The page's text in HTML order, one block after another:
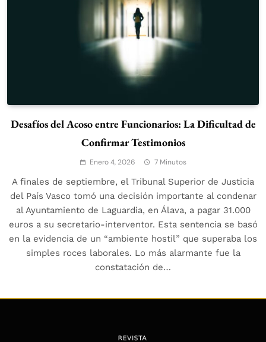
Desafíos del Acoso entre Funcionarios: La Dificultad de
Confirmar Testimonios
Enero 4, 2026 7 Minutos
A finales de septiembre, el Tribunal Superior de Justicia
del País Vasco tomó una decisión importante al condenar
al Ayuntamiento de Laguardia, en Álava, a pagar 31.000
euros a su secretario-interventor. Esta sentencia se basó
en la evidencia de un “ambiente hostil” que superaba los
simples roces laborales. Lo más alarmante fue la
constatación de…